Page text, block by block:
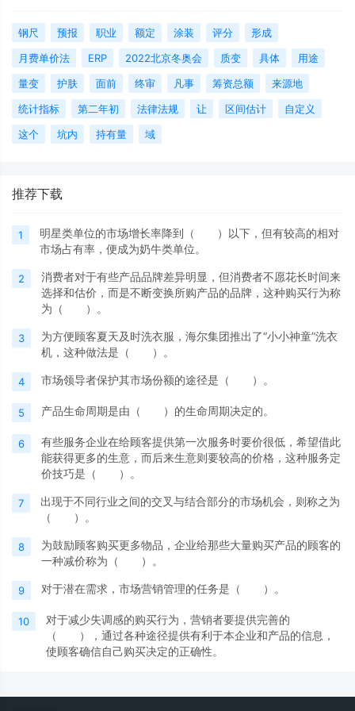
钢尺 预报 职业 额定 涂装 评分
形成
月费单价法
ERP 2022北京冬奥会 质变 具体
用途
量变
护肤 面前 终审 凡事 筹资总额
来源地
统计指标
第二年初 法律法规 让 区间估计
自定义
这个
坑内 持有量 域
推荐下载
1
明星类单位的市场增长率降到（ ）以下，但有较高的相对
市场占有率，便成为奶牛类单位。
2
消费者对于有些产品品牌差异明显，但消费者不愿花长时间来
选择和估价，而是不断变换所购产品的品牌，这种购买行为称
为（ ）。
3
为方便顾客夏天及时洗衣服，海尔集团推出了“小小神童”洗衣
机，这种做法是（ ）。
4 市场领导者保护其市场份额的途径是（ ）。
5 产品生命周期是由（ ）的生命周期决定的。
6
有些服务企业在给顾客提供第一次服务时要价很低，希望借此
能获得更多的生意，而后来生意则要较高的价格，这种服务定
价技巧是（ ）。
7
出现于不同行业之间的交叉与结合部分的市场机会，则称之为
（ ）。
8
为鼓励顾客购买更多物品，企业给那些大量购买产品的顾客的
一种减价称为（ ）。
9 对于潜在需求，市场营销管理的任务是（ ）。
10
对于减少失调感的购买行为，营销者要提供完善的
（ ），通过各种途径提供有利于本企业和产品的信息，
使顾客确信自己购买决定的正确性。